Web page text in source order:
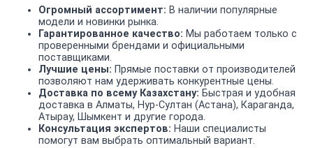
Огромный ассортимент: В наличии популярные
модели и новинки рынка.
Гарантированное качество: Мы работаем только с
проверенными брендами и официальными
поставщиками.
Лучшие цены: Прямые поставки от производителей
позволяют нам удерживать конкурентные цены.
Доставка по всему Казахстану: Быстрая и удобная
доставка в Алматы, Нур-Султан (Астана), Караганда,
Атырау, Шымкент и другие города.
Консультация экспертов: Наши специалисты
помогут вам выбрать оптимальный вариант.